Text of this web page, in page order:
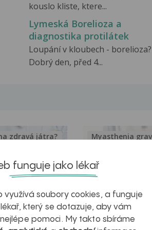
kouslo kliste, ktere...
Lymeská Borelioza a
diagnostika protilátek
Loupání v kloubech - borelioza?
Dobrý den, před 4...
zdravá játra?
Inovativní
funguje jako lékař
využívá soubory cookies, a funguje
který se dotazuje, aby vám
pomoci. My takto sbíráme